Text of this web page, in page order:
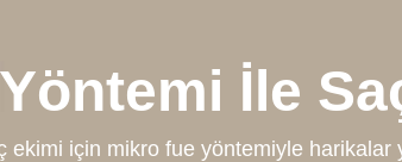
Saç Ekimi
ve yaşınıza en uygun ön saç çizgisini